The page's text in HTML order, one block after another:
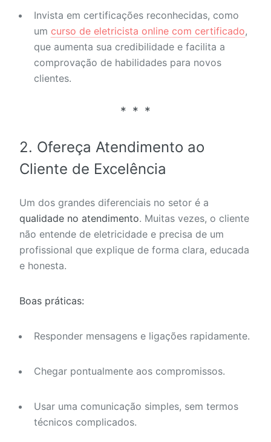
Invista em certificações reconhecidas, como
um curso de eletricista online com certificado,
que aumenta sua credibilidade e facilita a
comprovação de habilidades para novos
clientes.
2. Ofereça Atendimento ao
Cliente de Excelência
Um dos grandes diferenciais no setor é a
qualidade no atendimento. Muitas vezes, o cliente
não entende de eletricidade e precisa de um
profissional que explique de forma clara, educada
e honesta.
Boas práticas:
Responder mensagens e ligações rapidamente.
Chegar pontualmente aos compromissos.
Usar uma comunicação simples, sem termos
técnicos complicados.